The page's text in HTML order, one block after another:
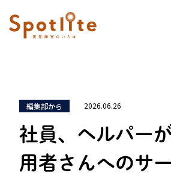
編集部から 2026.06.26
社員、ヘルパー
用者さんへのサ